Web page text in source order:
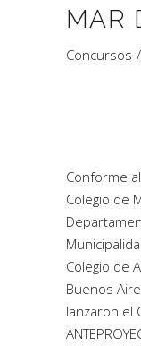
MAR
Concursos
Conforme
Colegio de
Colegio de
Buenos
lanzaron el